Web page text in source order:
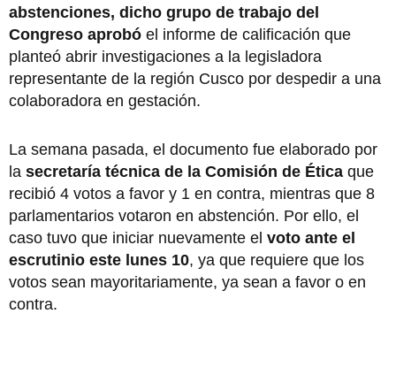
abstenciones, dicho grupo de trabajo del
Congreso aprobó el informe de calificación que
planteó abrir investigaciones a la legisladora
representante de la región Cusco por despedir a una
colaboradora en gestación.
La semana pasada, el documento fue elaborado por
la secretaría técnica de la Comisión de Ética que
recibió 4 votos a favor y 1 en contra, mientras que 8
parlamentarios votaron en abstención. Por ello, el
caso tuvo que iniciar nuevamente el voto ante el
escrutinio este lunes 10, ya que requiere que los
votos sean mayoritariamente, ya sean a favor o en
contra.